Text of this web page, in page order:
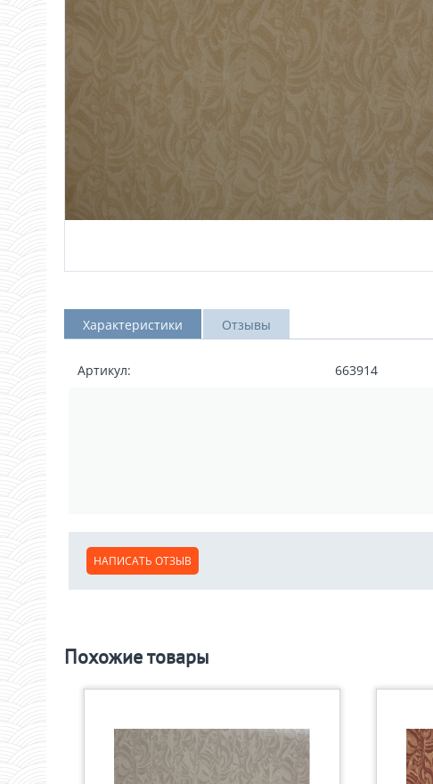
Характеристики Отзывы
Артикул: 663914
НАПИСАТЬ ОТЗЫВ
Похожие товары